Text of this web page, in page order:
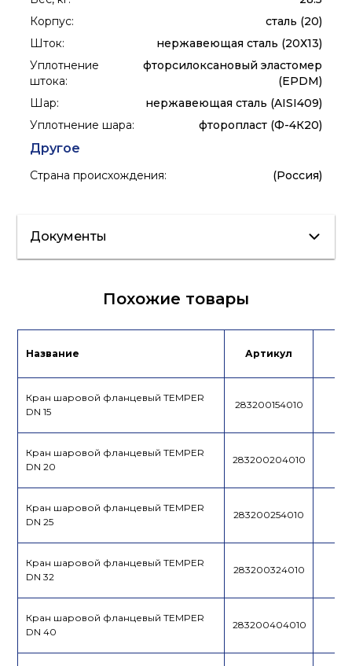
Корпус:
сталь (20)
Шток:
нержавеющая сталь (20Х13)
Уплотнение
штока:
фторсилоксановый эластомер
(EPDM)
Шар:
нержавеющая сталь (AISI409)
Уплотнение шара: фторопласт (Ф-4К20)
Другое
Страна происхождения: (Россия)
Документы
Декларация
Лист данных
Похожие товары
Название Артикул
Кран шаровой фланцевый TEMPER
DN 15
283200154010
Кран шаровой фланцевый TEMPER
DN 20
283200204010
Кран шаровой фланцевый TEMPER
DN 25
283200254010
Кран шаровой фланцевый TEMPER
DN 32
283200324010
Кран шаровой фланцевый TEMPER
DN 40
283200404010